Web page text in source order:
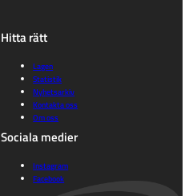
Hitta rätt
Lagen
Statistik
Nyhetsarkiv
Kontakta oss
Om oss
Sociala medier
Instagram
Facebook